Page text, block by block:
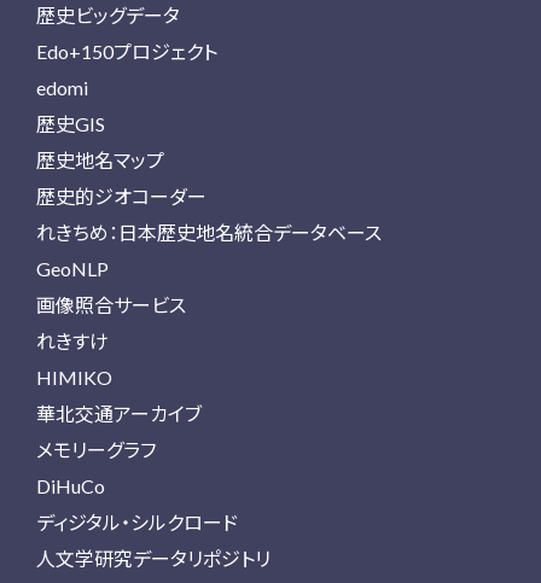
歴史ビッグデータ
Edo+150プロジェクト
edomi
歴史GIS
歴史地名マップ
歴史的ジオコーダー
れきちめ：日本歴史地名統合データベース
GeoNLP
画像照合サービス
れきすけ
HIMIKO
華北交通アーカイブ
メモリーグラフ
DiHuCo
ディジタル・シルクロード
人文学研究データリポジトリ